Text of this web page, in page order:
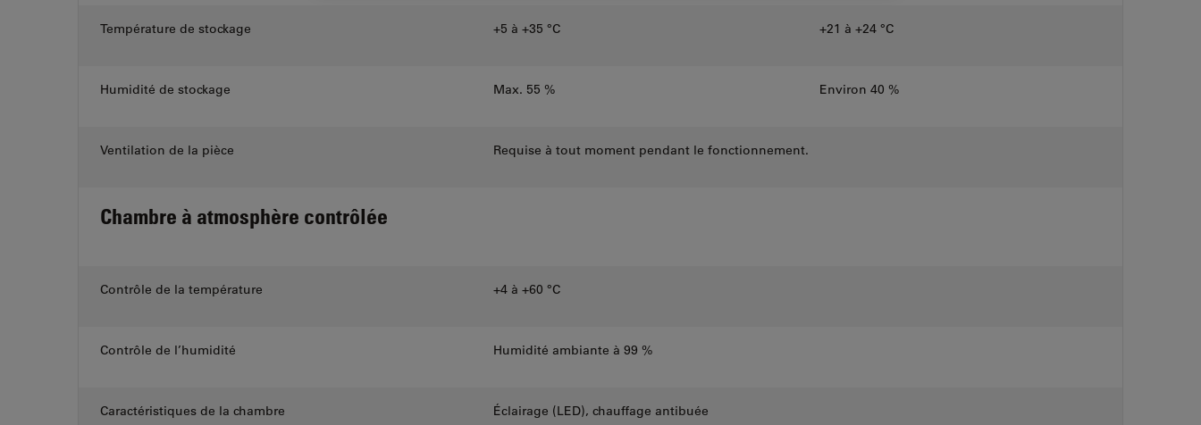
Température de stockage +5 à +35 °C +21 à +24 °C
Humidité de stockage Max. 55 % Environ 40 %
Ventilation de la pièce Requise à tout moment pendant le fonctionnement.
Chambre à atmosphère contrôlée
Contrôle de la température +4 à +60 °C
Contrôle de l’humidité Humidité ambiante à 99 %
Caractéristiques de la chambre Éclairage (LED), chauffage antibuée